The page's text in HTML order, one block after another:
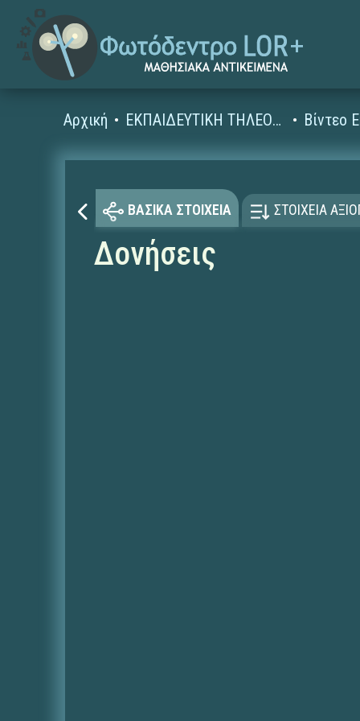
Αρχική ΕΚΠΑΙΔΕΥΤΙΚΗ ΤΗΛΕΟΡΑΣΗ (Ταινίες και βίντεο)
ΒΑΣΙΚΑ ΣΤΟΙΧΕΙΑ ΣΤΟΙΧΕΙΑ
Δονήσεις